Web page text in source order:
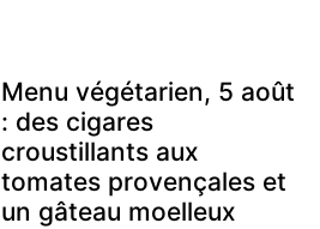
Menu végétarien, 5 août
: des cigares
croustillants aux
tomates provençales et
un gâteau moelleux